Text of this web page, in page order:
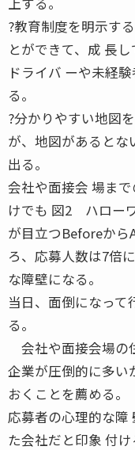
?教育制度を明示す
とができて、成 長
ドライバ ーや未経
る。
?分かりやすい地図
が、地図があるとな
出る。
会社や面接会 場ま
けでも 図2 ハロー
が目立つBeforeか
ろ、応募人数は7
な障壁になる。
当日、面倒になって
る。
会社や面接会場の
企業が圧倒的に多い
おくことを薦める。
応募者の心理的な障
た会社だと印象 付け